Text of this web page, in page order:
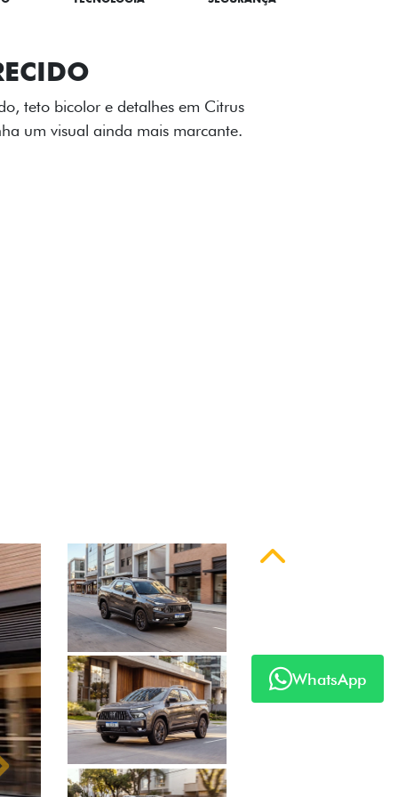
e nas laterais reforçam a identidade
comemorativa.
Anterior
WhatsApp